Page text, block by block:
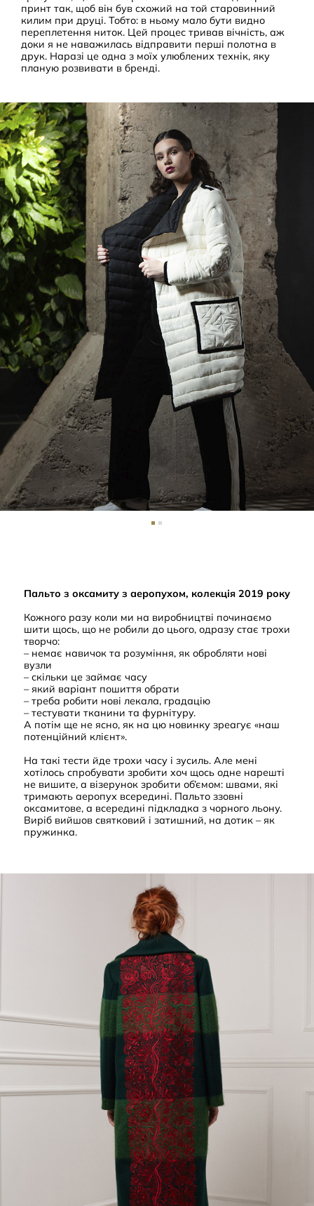
принт так, щоб він був схожий на той старовинний
килим при друці. Тобто: в ньому мало бути видно
переплетення ниток. Цей процес тривав вічність, аж
доки я не наважилась відправити перші полотна в
друк. Наразі це одна з моїх улюблених технік, яку
планую розвивати в бренді.
Пальто з оксамиту з аеропухом, колекція 2019 року
Кожного разу коли ми на виробництві починаємо
шити щось, що не робили до цього, одразу стає трохи
творчо:
– немає навичок та розуміння, як обробляти нові
вузли
– скільки це займає часу
– який варіант пошиття обрати
– треба робити нові лекала, градацію
– тестувати тканини та фурнітуру.
А потім ще не ясно, як на цю новинку зреагує «наш
потенційний клієнт».
На такі тести йде трохи часу і зусиль. Але мені
хотілось спробувати зробити хоч щось одне нарешті
не вишите, а візерунок зробити об’ємом: швами, які
тримають аеропух всередині. Пальто ззовні
оксамитове, а всередині підкладка з чорного льону.
Виріб вийшов святковий і затишний, на дотик – як
пружинка.